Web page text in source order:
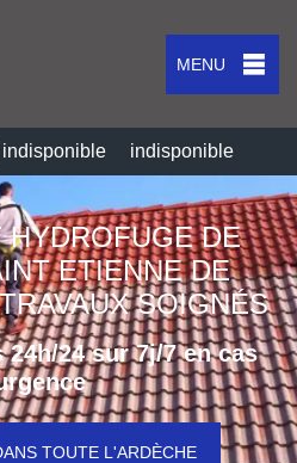
MENU
indisponible indisponible
DE
ETIENNE DE
SOIGNÉS
24 sur 7j/7 en cas
TOUTE L'ARDÈCHE